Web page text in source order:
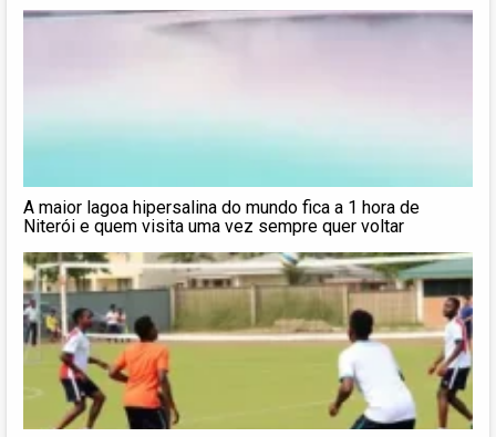
A maior lagoa hipersalina do mundo fica a 1 hora de
Niterói e quem visita uma vez sempre quer voltar